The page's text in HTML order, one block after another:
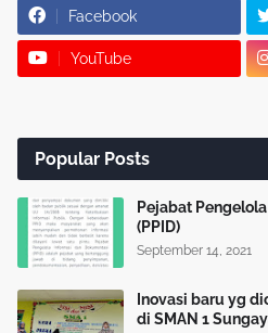
Facebook
YouTube
Popular Posts
Pejabat
(PPID)
September 14, 2021
Inovasi baru yg
di SMAN 1